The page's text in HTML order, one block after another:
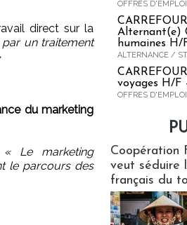
direct sur la
par un traitement
du marketing
« Le marketing
le parcours des
OFFRES
Alternant(e)
humaines H/
ALTERNANCE /
voyages H/F
OFFRES
Coopération
veut séduire
français du